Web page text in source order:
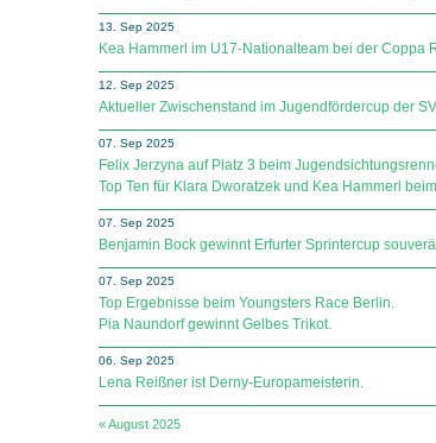
13. Sep 2025
Kea Hammerl im U17-Nationalteam bei der Coppa
12. Sep 2025
Aktueller Zwischenstand im Jugendfördercup der
07. Sep 2025
Felix Jerzyna auf Platz 3 beim
Top Ten für Klara Dworatzek und Kea Hammerl
07. Sep 2025
Benjamin Bock gewinnt Erfurter Sprintercup
07. Sep 2025
Top Ergebnisse beim Youngsters Race Berlin.
Pia Naundorf gewinnt Gelbes Trikot.
06. Sep 2025
Lena Reißner ist Derny-Europameisterin.
« August 2025